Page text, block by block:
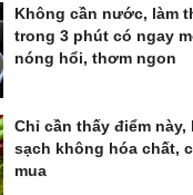
Không cần nước, làm
trong 3 phút có ngay
nóng hổi, thơm ngon
Chỉ cần thấy điểm này,
sạch không hóa chất,
mua